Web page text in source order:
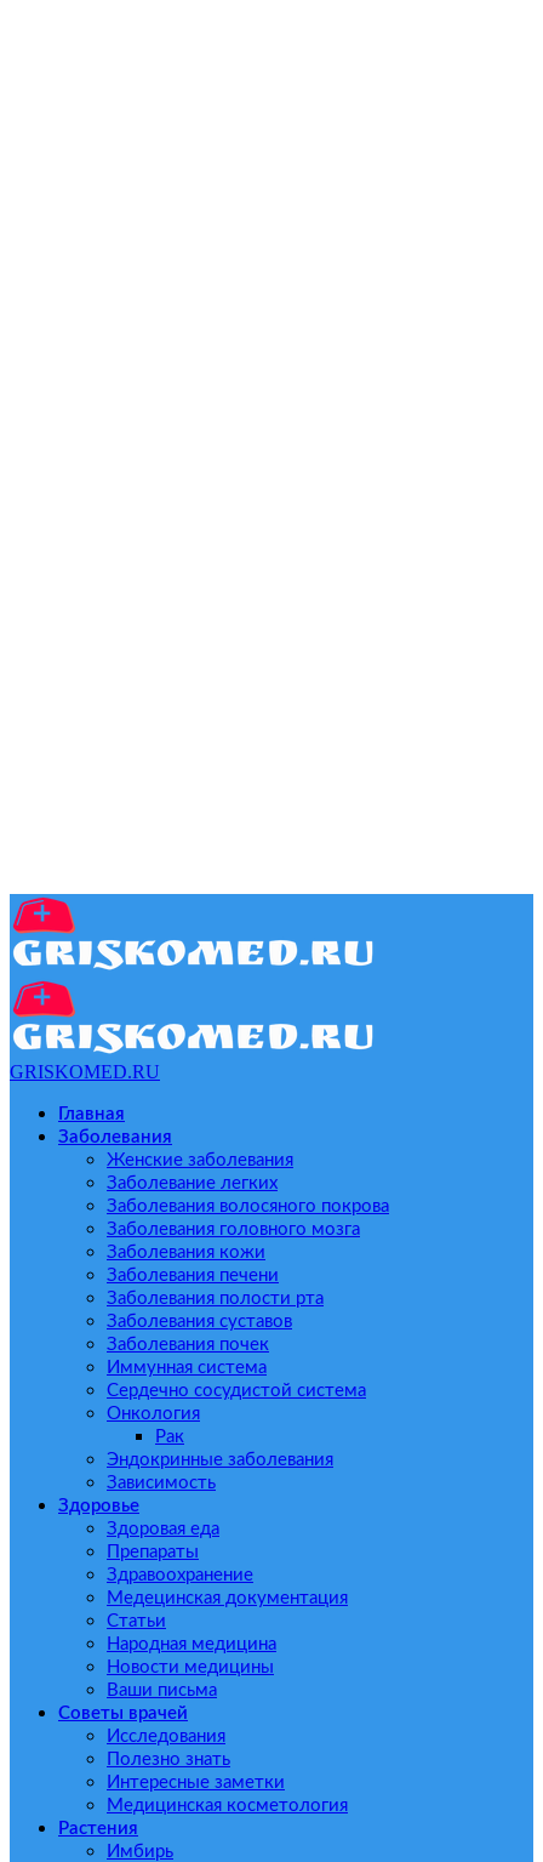
GRISKOMED.RU
Главная
Заболевания
Женские заболевания
Заболевание легких
Заболевания волосяного покрова
Заболевания головного мозга
Заболевания кожи
Заболевания печени
Заболевания полости рта
Заболевания суставов
Заболевания почек
Иммунная система
Сердечно сосудистой система
Онкология
Рак
Эндокринные заболевания
Зависимость
Здоровье
Здоровая еда
Препараты
Здравоохранение
Медецинская документация
Статьи
Народная медицина
Новости медицины
Ваши письма
Советы врачей
Исследования
Полезно знать
Интересные заметки
Медицинская косметология
Растения
Имбирь